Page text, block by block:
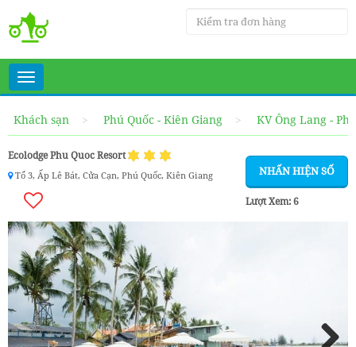
Toggle
navigation
Khách sạn
Phú Quốc - Kiên Giang KV Ông Lang -
Ecolodge Phu Quoc Resort
NHẤN HIỆN SỐ
Lượt Xem:6
Tổ 3, Ấp Lê Bát, Cửa Cạn, Phú Quốc, Kiên Giang